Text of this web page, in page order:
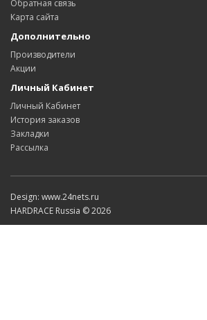
Обратная связь
Карта сайта
Дополнительно
Производители
Акции
Личный Кабинет
Личный Кабинет
История заказов
Закладки
Рассылка
Design: www.24nets.ru
HARDRACE Russia © 2026